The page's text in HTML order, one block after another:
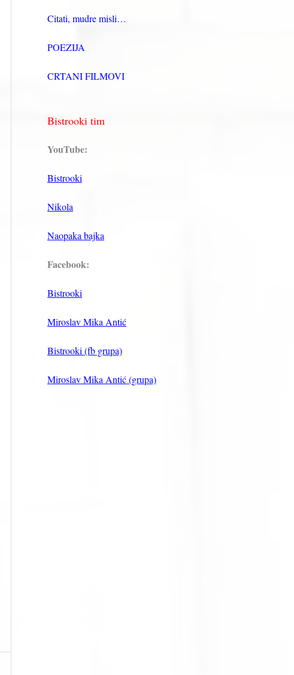
Citati, mudre misli…
POEZIJA
CRTANI FILMOVI
Bistrooki tim
YouTube:
Bistrooki
Nikola
Naopaka bajka
Facebook:
Bistrooki
Miroslav Mika Antić
Bistrooki (fb grupa)
Miroslav Mika Antić (grupa)